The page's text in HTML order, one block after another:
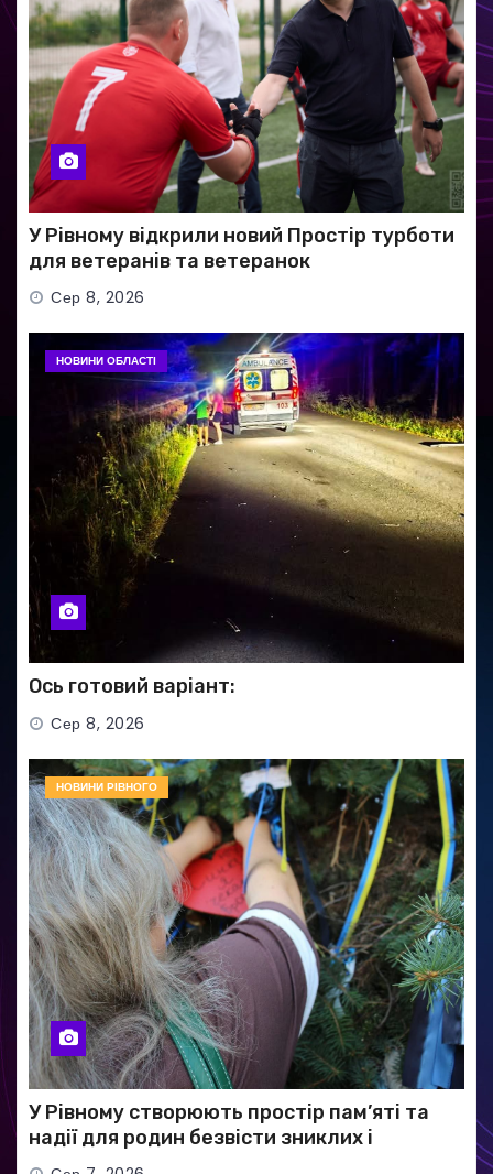
У Рівному відкрили новий Простір турботи
для ветеранів та ветеранок
Сер 8, 2026
НОВИНИ ОБЛАСТІ
Ось готовий варіант:
Сер 8, 2026
НОВИНИ РІВНОГО
У Рівному створюють простір пам’яті та
надії для родин безвісти зниклих і
полонених військових